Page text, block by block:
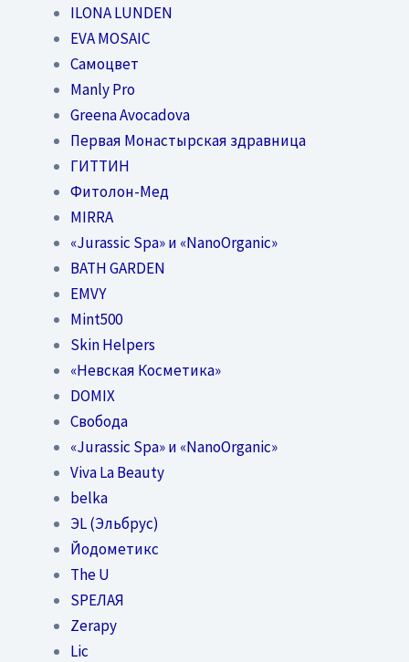
ILONA LUNDEN
EVA MOSAIC
Самоцвет
Manly Pro
Greena Avocadova
Первая Монастырская здравница
ГИТТИН
Фитолон-Мед
MIRRA
«Jurassic Spa» и «NanoOrganic»
BATH GARDEN
EMVY
Mint500
Skin Helpers
«Невская Косметика»
DOMIX
Свобода
«Jurassic Spa» и «NanoOrganic»
Viva La Beauty
belka
ЭL (Эльбрус)
Йодометикс
The U
SPEЛАЯ
Zerapy
Lic